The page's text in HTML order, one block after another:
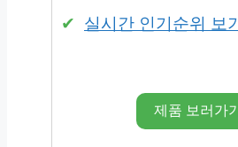
실시간 인기순위 보기
제품 보러가기